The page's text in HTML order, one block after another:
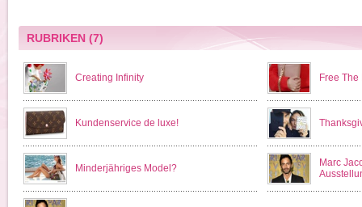
RUBRIKEN(7)
Creating Infinity Free The
Kundenservice de luxe!
Minderjähriges Model?
Marc